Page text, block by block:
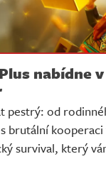
nabídne
pestrý: od
brutální
survival, který